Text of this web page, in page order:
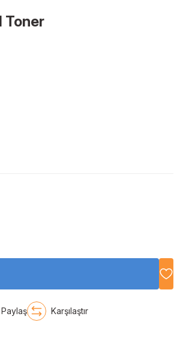
Toner
Paylaş Karşılaştır